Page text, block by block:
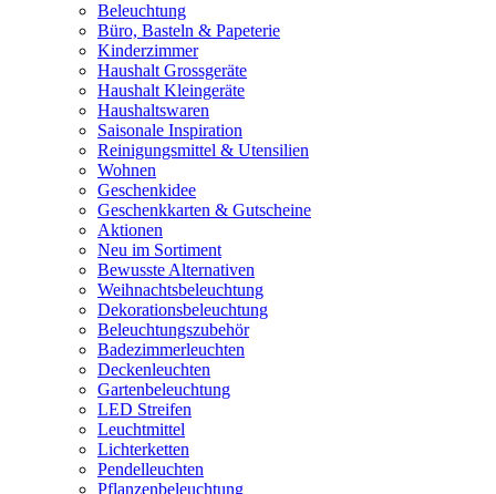
Beleuchtung
Büro, Basteln & Papeterie
Kinderzimmer
Haushalt Grossgeräte
Haushalt Kleingeräte
Haushaltswaren
Saisonale Inspiration
Reinigungsmittel & Utensilien
Wohnen
Geschenkidee
Geschenkkarten & Gutscheine
Aktionen
Neu im Sortiment
Bewusste Alternativen
Weihnachtsbeleuchtung
Dekorationsbeleuchtung
Beleuchtungszubehör
Badezimmerleuchten
Deckenleuchten
Gartenbeleuchtung
LED Streifen
Leuchtmittel
Lichterketten
Pendelleuchten
Pflanzenbeleuchtung